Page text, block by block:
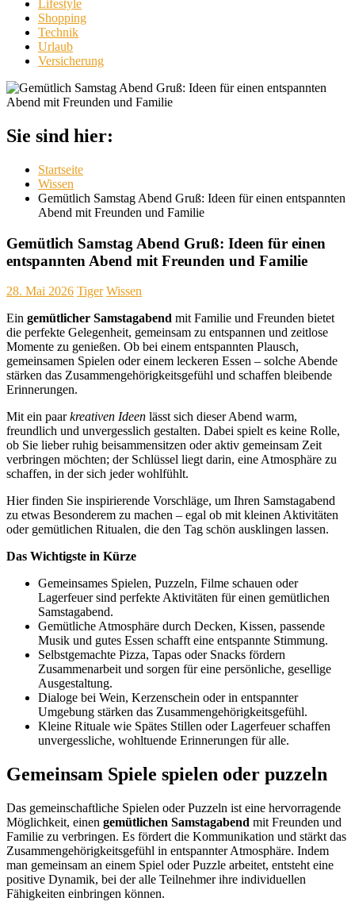
Lifestyle
Shopping
Technik
Urlaub
Versicherung
Sie sind hier:
Startseite
Wissen
Gemütlich Samstag Abend Gruß: Ideen für einen entspannten
Abend mit Freunden und Familie
Gemütlich Samstag Abend Gruß: Ideen für einen
entspannten Abend mit Freunden und Familie
28. Mai 2026 Tiger Wissen
Ein gemütlicher Samstagabend mit Familie und Freunden bietet
die perfekte Gelegenheit, gemeinsam zu entspannen und zeitlose
Momente zu genießen. Ob bei einem entspannten Plausch,
gemeinsamen Spielen oder einem leckeren Essen – solche Abende
stärken das Zusammengehörigkeitsgefühl und schaffen bleibende
Erinnerungen.
Mit ein paarkreativen Ideen lässt sich dieser Abend warm,
freundlich und unvergesslich gestalten. Dabei spielt es keine Rolle,
ob Sie lieber ruhig beisammensitzen oder aktiv gemeinsam Zeit
verbringen möchten; der Schlüssel liegt darin, eine Atmosphäre zu
schaffen, in der sich jeder wohlfühlt.
Hier finden Sie inspirierende Vorschläge, um Ihren Samstagabend
zu etwas Besonderem zu machen – egal ob mit kleinen Aktivitäten
oder gemütlichen Ritualen, die den Tag schön ausklingen lassen.
Das Wichtigste in Kürze
Gemeinsames Spielen, Puzzeln, Filme schauen oder
Lagerfeuer sind perfekte Aktivitäten für einen gemütlichen
Samstagabend.
Gemütliche Atmosphäre durch Decken, Kissen, passende
Musik und gutes Essen schafft eine entspannte Stimmung.
Selbstgemachte Pizza, Tapas oder Snacks fördern
Zusammenarbeit und sorgen für eine persönliche, gesellige
Ausgestaltung.
Dialoge bei Wein, Kerzenschein oder in entspannter
Umgebung stärken das Zusammengehörigkeitsgefühl.
Kleine Rituale wie Spätes Stillen oder Lagerfeuer schaffen
unvergessliche, wohltuende Erinnerungen für alle.
Gemeinsam Spiele spielen oder puzzeln
Das gemeinschaftliche Spielen oder Puzzeln ist eine hervorragende
Möglichkeit, einen gemütlichen Samstagabend mit Freunden und
Familie zu verbringen. Es fördert die Kommunikation und stärkt das
Zusammengehörigkeitsgefühl in entspannter Atmosphäre. Indem
man gemeinsam an einem Spiel oder Puzzle arbeitet, entsteht eine
positive Dynamik, bei der alle Teilnehmer ihre individuellen
Fähigkeiten einbringen können.